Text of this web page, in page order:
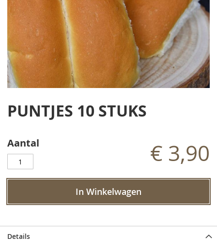
het
de
gallerij
PUNTJES 10 STUKS
Aantal € 3,90
In Winkelwagen
Details